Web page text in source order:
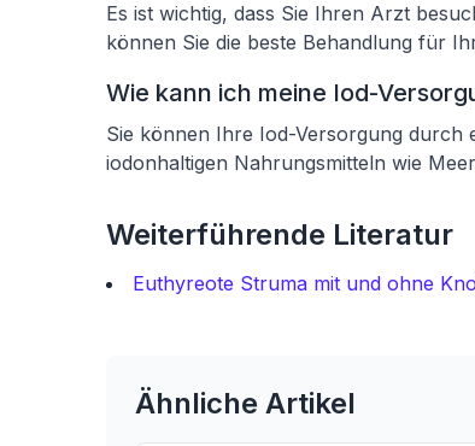
Es ist wichtig, dass Sie Ihren Arzt
können Sie die beste Behandlung für
Wie kann ich meine Iod-
Sie können Ihre Iod-Versorgung durch
iodonhaltigen Nahrungsmitteln wie
Weiterführende Literatur
Euthyreote Struma mit und ohne
Ähnliche Artikel